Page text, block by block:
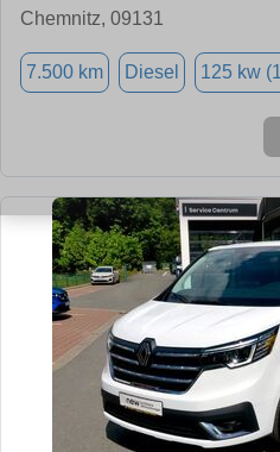
Chemnitz, 09131
7.500 km Diesel 125 kw